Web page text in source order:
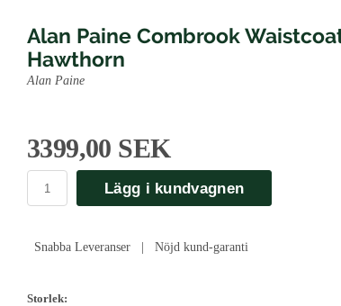
Alan Paine Combrook
Hawthorn
Alan Paine
3399,00 SEK
Lägg i kundvagnen
Snabba Leveranser | Nöjd kund-garanti
Storlek: